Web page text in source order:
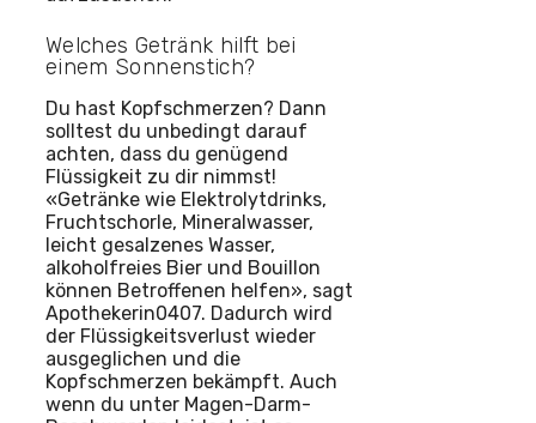
Welches Getränk hilft bei
einem Sonnenstich?
Du hast Kopfschmerzen? Dann
solltest du unbedingt darauf
achten, dass du genügend
Flüssigkeit zu dir nimmst!
«Getränke wie Elektrolytdrinks,
Fruchtschorle, Mineralwasser,
leicht gesalzenes Wasser,
alkoholfreies Bier und Bouillon
können Betroffenen helfen», sagt
Apothekerin0407. Dadurch wird
der Flüssigkeitsverlust wieder
ausgeglichen und die
Kopfschmerzen bekämpft. Auch
wenn du unter Magen-Darm-